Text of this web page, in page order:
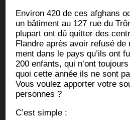
Envi­ron 420 de ces afghans
un bâti­ment au 127 rue du
plu­part ont dû quit­ter des
Flandre après avoir refu­sé
ment dans le pays qu’ils ont
200 enfants, qui n’ont
quoi cette année ils ne sont
Vous vou­lez appor­ter votre
personnes ?
C’est simple :